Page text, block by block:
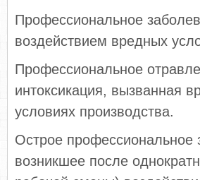
Профессиональное
воздействием вредных
Профессиональное
интоксикация, вызванная
условиях производства.
Острое профессиональное
возникшее после